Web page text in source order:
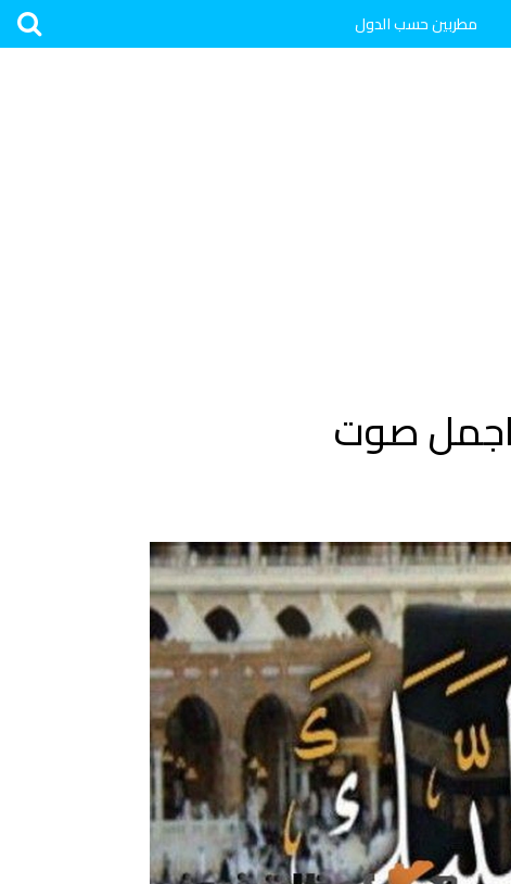
مطربين حسب الدول